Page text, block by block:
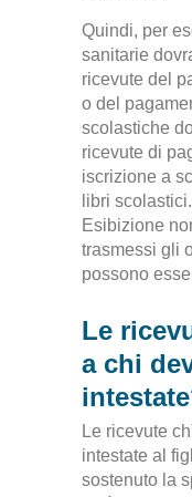
Quindi, per
sanitarie
ricevute del
o del
scolastiche
ricevute di
iscrizione a
libri scolastici.
Esibizione
trasmessi gli
possono
Le
a chi
Le ricevute
intestate al
sostenuto la